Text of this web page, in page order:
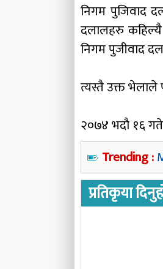
निगम पुजिवाद
दलालहरु कहिल्यै
निगम पुजीवाद
त्यस्तै उक्त भेलाले
२०७४ भदौ १६
Trending :
प्रतिकृया